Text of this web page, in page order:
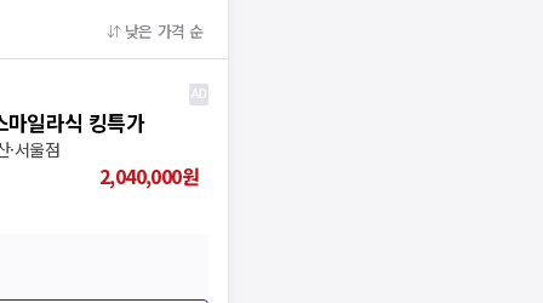
낮은 가격 순
일라식 킹특가
·서울점
2,040,000원